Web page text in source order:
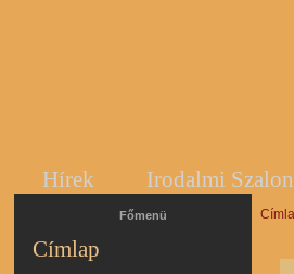
Hírek Irodalmi Szalon
Főmenü
Címlap